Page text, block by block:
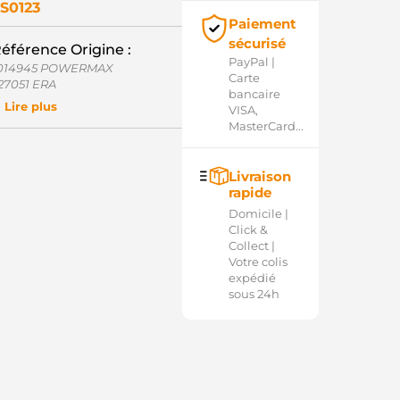
Origine :
POWERMAX
ERA
CARGO
BOSCH
15-6653 WILSON
Lire plus
Paiement
sécurisé
PayPal |
Carte
bancaire
VISA,
MasterCard...
Livraison
rapide
Domicile |
Click &
Collect |
Votre colis
expédié
sous 24h